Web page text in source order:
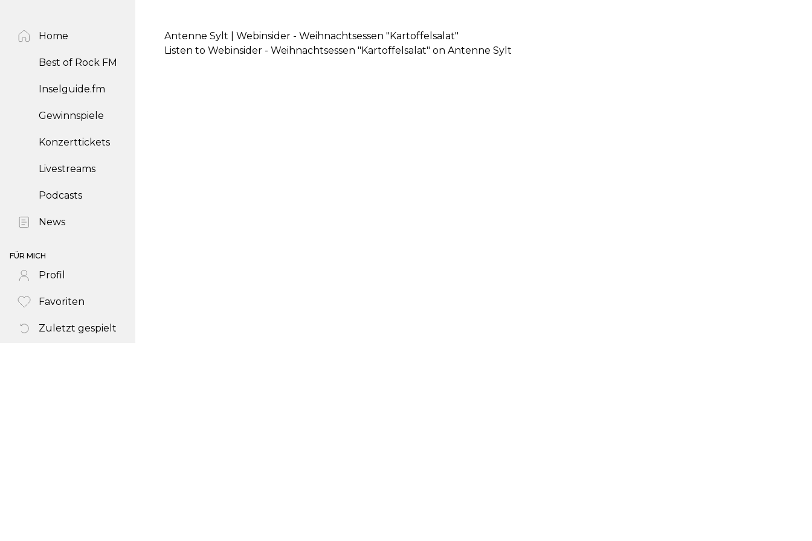
Home
Best of Rock FM
Inselguide.fm
Gewinnspiele
Konzerttickets
Livestreams
Podcasts
News
FÜR MICH
Profil
Favoriten
Zuletzt gespielt
Antenne Sylt | Webinsider - Weihnachtsessen "Kartoffelsalat"
Listen to Webinsider - Weihnachtsessen "Kartoffelsalat" on Antenne Sylt